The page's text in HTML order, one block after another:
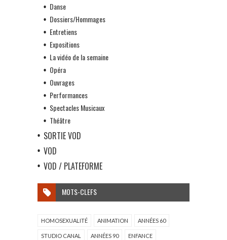
Danse
Dossiers/Hommages
Entretiens
Expositions
La vidéo de la semaine
Opéra
Ouvrages
Performances
Spectacles Musicaux
Théâtre
SORTIE VOD
VOD
VOD / PLATEFORME
MOTS-CLEFS
HOMOSEXUALITÉ ANIMATION ANNÉES 60
STUDIO CANAL ANNÉES 90 ENFANCE